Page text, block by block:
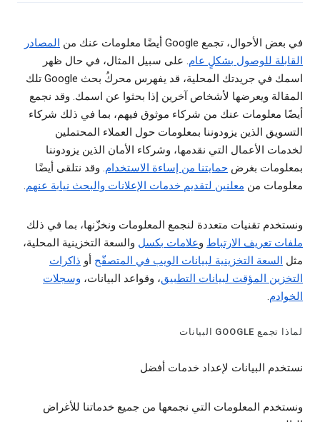
في بعض الأحوال، تجمع Google أيضًا معلومات عنك من
المصادر
القابلة للوصول بشكلٍ عام. على سبيل المثال، في حال ظهر
اسمك في جريدتك المحلية، قد يفهرس محركُ بحث Google تلك
المقالة ويعرضها لأشخاص آخرين إذا بحثوا عن اسمك. وقد نجمع
أيضًا معلومات عنك من شركاء موثوق فيهم، بما في ذلك شركاء
التسويق الذين يزودوننا بمعلومات حول العملاء المحتملين
لخدمات الأعمال التي نقدمها، وشركاء الأمان الذين يزودوننا
بمعلومات بغرض حمايتنا من إساءة الاستخدام. وقد نتلقى أيضًا
معلومات من معلنين لتقديم خدمات الإعلانات والبحث نيابة عنهم.
ونستخدم تقنيات متعددة لنجمع المعلومات ونخزّنها، بما في ذلك
ملفات تعريف الارتباط وعلامات بكسل والسعة التخزينية المحلية،
مثل السعة التخزينية لبيانات الويب في المتصفّح أو ذاكرات
التخزين المؤقت لبيانات التطبيق، وقواعد البيانات، وسجلات
الخوادم.
لماذا تجمع GOOGLE البيانات
نستخدم البيانات لإعداد خدمات أفضل
ونستخدم المعلومات التي نجمعها من جميع خدماتنا للأغراض